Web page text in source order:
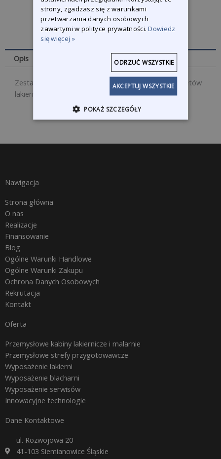
Opis
Zestaw naprawczy dysza + iglica+ głowica dla pistoletów
lakierniczych SATA 5500
Nawigacja
Strona główna
O nas
Realizacje
Finansowanie
Blog
Ogólne Warunki Handlowe
Ogólne Warunki Zakupu
Ochrona Danych Osobowych
Rekrutacja
Kontakt
Oferta
Przemysłowe kabiny lakiernicze i malarnie
Przemysłowe strefy przygotowawcze
Wyposażenie lakierni
Wyposażenie blacharni
Wyposażenie serwisów
Innowacyjne technologie
Dane Kontaktowe
ul. Rozwojowa 20
41-103 Siemianowice Śląskie
strony, zgadzasz się z warunkami
przetwarzania danych osobowych
zawartymi w polityce prywatności.Dowiedz
się więcej »
AKCEPTUJ WSZYSTKIE
ODRZUĆ WSZYSTKIE
POKAŻ SZCZEGÓŁY